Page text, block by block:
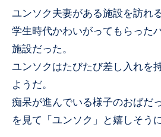
ユンソク夫妻がある施設を訪れる
学生時代かわいがってもらった
施設だった。
ユンソクはたびたび差し入れを
ようだ。
痴呆が進んでいる様子のおばだ
を見て「ユンソク」と嬉しそう